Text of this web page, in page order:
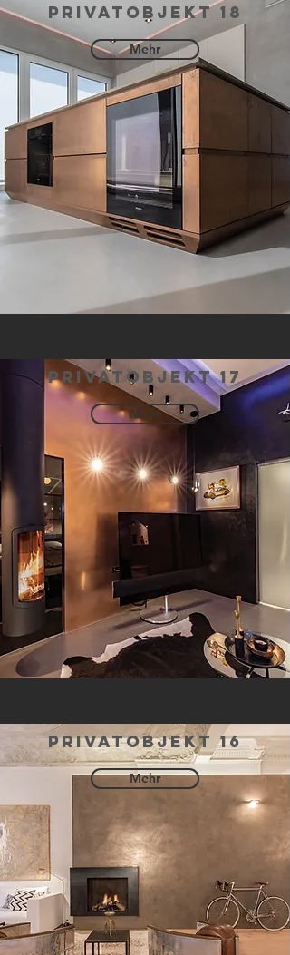
privatobjekt 18
Mehr
privatobjekt 17
Mehr
privatobjekt 16
Mehr